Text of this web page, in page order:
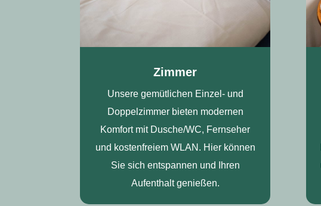
Zimmer
Unsere gemütlichen Einzel- und
Doppelzimmer bieten modernen
Komfort mit Dusche/WC, Fernseher
und kostenfreiem WLAN. Hier können
Sie sich entspannen und Ihren
Aufenthalt genießen.